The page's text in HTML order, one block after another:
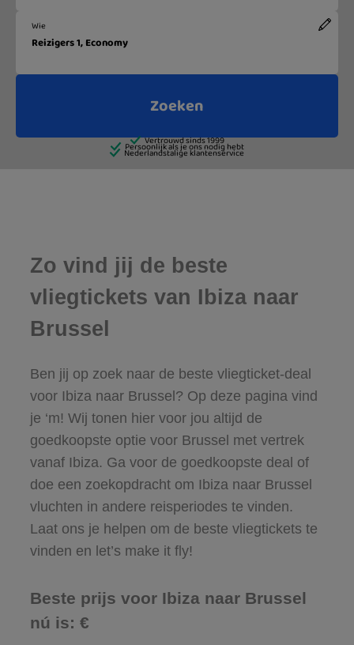
Zo vind jij de beste
vliegtickets van Ibiza naar
Brussel
Ben jij op zoek naar de beste vliegticket-deal
voor Ibiza naar Brussel? Op deze pagina vind
je ‘m! Wij tonen hier voor jou altijd de
goedkoopste optie voor Brussel met vertrek
vanaf Ibiza. Ga voor de goedkoopste deal of
doe een zoekopdracht om Ibiza naar Brussel
vluchten in andere reisperiodes te vinden.
Laat ons je helpen om de beste vliegtickets te
vinden en let’s make it fly!
Beste prijs voor Ibiza naar Brussel
nú is: €